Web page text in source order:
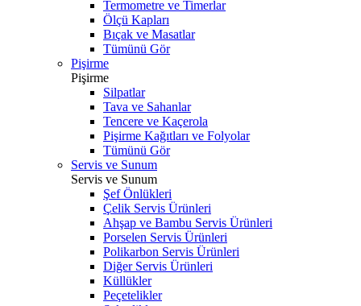
Termometre ve Timerlar
Ölçü Kapları
Bıçak ve Masatlar
Tümünü Gör
Pişirme
Pişirme
Silpatlar
Tava ve Sahanlar
Tencere ve Kaçerola
Pişirme Kağıtları ve Folyolar
Tümünü Gör
Servis ve Sunum
Servis ve Sunum
Şef Önlükleri
Çelik Servis Ürünleri
Ahşap ve Bambu Servis Ürünleri
Porselen Servis Ürünleri
Polikarbon Servis Ürünleri
Diğer Servis Ürünleri
Küllükler
Peçetelikler